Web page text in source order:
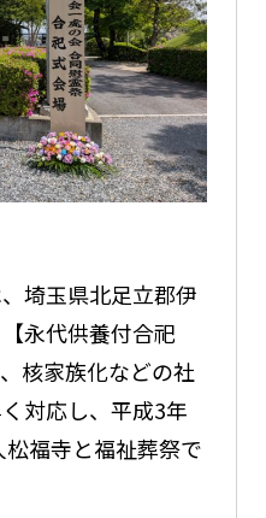
埼玉県北足立郡伊
永代供養付合祀
核家族化などの社
対応し、平成3年
松福寺と福祉葬祭で